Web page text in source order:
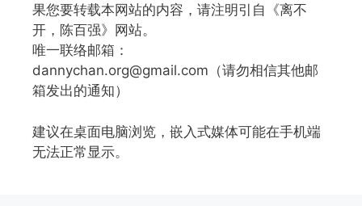
果您要转载本网站的内容，请注明引自《离不
开，陈百强》网站。
唯一联络邮箱：
dannychan.org@gmail.com（请勿相信其他邮
箱发出的通知）
建议在桌面电脑浏览，嵌入式媒体可能在手机端
无法正常显示。